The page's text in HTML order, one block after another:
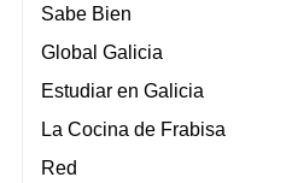
Sabe Bien
Global Galicia
Estudiar en Galicia
La Cocina de Frabisa
Red